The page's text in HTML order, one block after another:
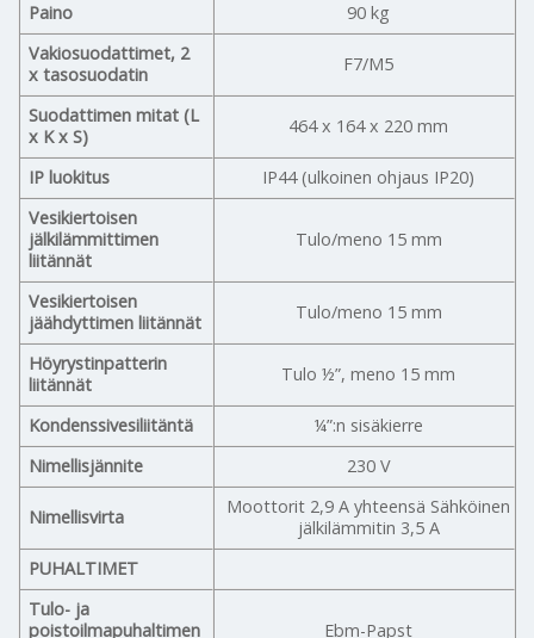
Paino
90 kg
Vakiosuodattimet, 2
x tasosuodatin
F7/M5
Suodattimen mitat (L
x K x S)
464 x 164 x 220 mm
IP luokitus
IP44 (ulkoinen ohjaus IP20)
Vesikiertoisen
jälkilämmittimen
liitännät
Tulo/meno 15 mm
Vesikiertoisen
jäähdyttimen liitännät
Tulo/meno 15 mm
Höyrystinpatterin
liitännät
Tulo ½”, meno 15 mm
Kondenssivesiliitäntä
¼”:n sisäkierre
Nimellisjännite
230 V
Nimellisvirta
Moottorit 2,9 A yhteensä Sähköinen
jälkilämmitin 3,5 A
PUHALTIMET
Tulo- ja
poistoilmapuhaltimen
Ebm-Papst